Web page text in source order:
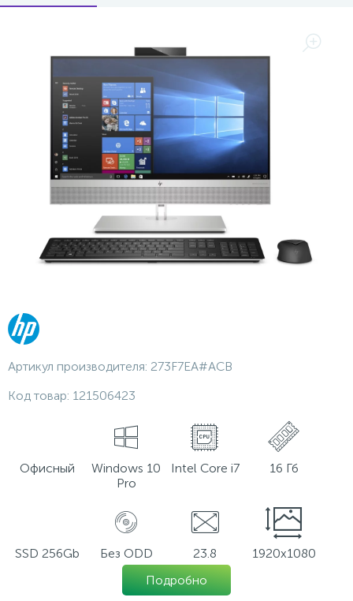
Артикул производителя: 273F7EA#ACB
Код товар: 121506423
Офисный
Windows 10
Pro
Intel Core i7 16 Гб
SSD 256Gb Без ODD 23.8
1920х1080
Подробно